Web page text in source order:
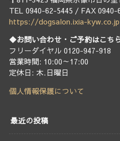
TEL 0940-62-5445 / FAX 0940-
https://dogsalon.ixia-kyw.co.jp
◆お問い合わせ・ご予約はこち
フリーダイヤル 0120-947-918
営業時間: 10:00～17:00
定休日: 木.日曜日
個人情報保護について
最近の投稿